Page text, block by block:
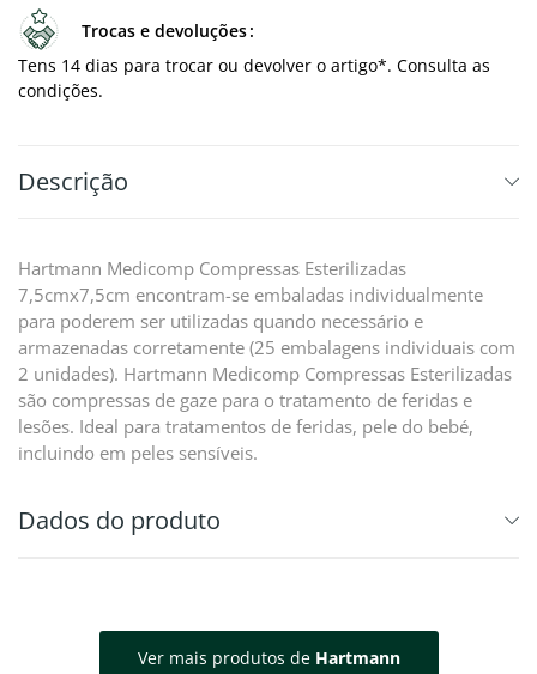
Trocas e devoluções
Tens 14 dias para trocar ou devolver o artigo*. Consulta as
condições.
Descrição
Hartmann Medicomp Compressas Esterilizadas
7,5cmx7,5cm encontram-se embaladas individualmente
para poderem ser utilizadas quando necessário e
armazenadas corretamente (25 embalagens individuais com
2 unidades). Hartmann Medicomp Compressas Esterilizadas
são compressas de gaze para o tratamento de feridas e
lesões. Ideal para tratamentos de feridas, pele do bebé,
incluindo em peles sensíveis.
Dados do produto
Ver mais produtos de Hartmann